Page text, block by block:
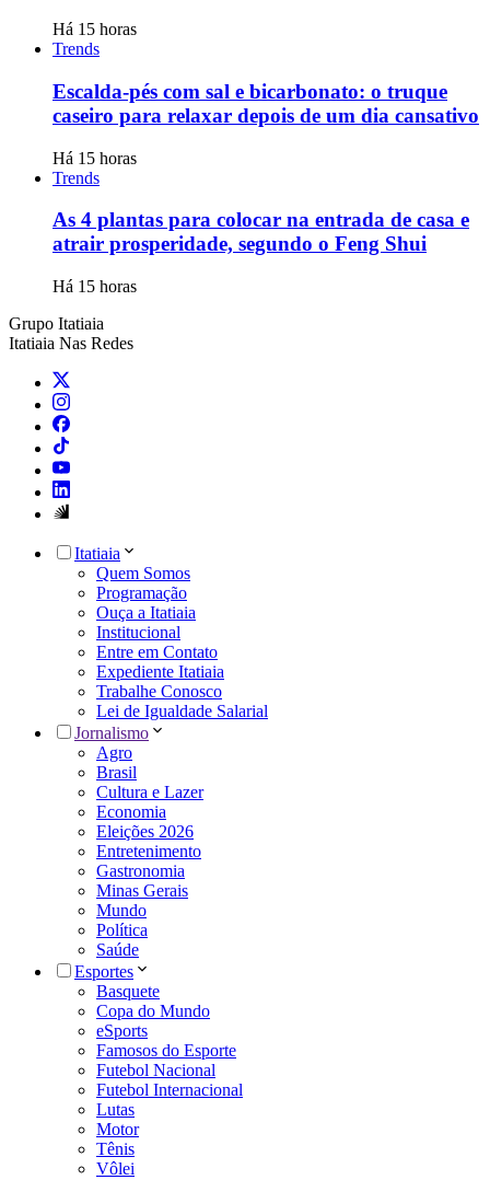
Há 15 horas
Trends
Escalda-pés com sal e bicarbonato: o truque
caseiro para relaxar depois de um dia cansativo
Há 15 horas
Trends
As 4 plantas para colocar na entrada de casa e
atrair prosperidade, segundo o Feng Shui
Há 15 horas
Grupo Itatiaia
Itatiaia Nas Redes
Itatiaia
Quem Somos
Programação
Ouça a Itatiaia
Institucional
Entre em Contato
Expediente Itatiaia
Trabalhe Conosco
Lei de Igualdade Salarial
Jornalismo
Agro
Brasil
Cultura e Lazer
Economia
Eleições 2026
Entretenimento
Gastronomia
Minas Gerais
Mundo
Política
Saúde
Esportes
Basquete
Copa do Mundo
eSports
Famosos do Esporte
Futebol Nacional
Futebol Internacional
Lutas
Motor
Tênis
Vôlei